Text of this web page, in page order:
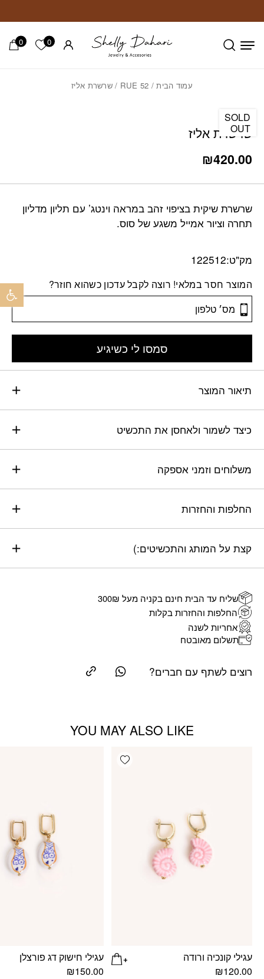
0 הרשימה
0
עמוד הבית/
RUE 52 / שרשרת אליז
שרשרת אליז
₪420.00
שרשרת שיקית בציפוי זהב במראה וינטג’ עם תליון מדליון
תחרה וציור אמייל משגע של סוס.
מק"ט:122512
המוצר חסר במלאי! רוצה לקבל עדכון כשהוא חוזר?
סמסו לי כשיגיע
תיאור המוצר
כיצד לשמור ולאחסן את התכשיט
משלוחים וזמני אספקה
החלפות והחזרות
קצת על המותג והתכשיטים:)
שליח עד הבית חינם בקניה מעל 300₪
החלפות והחזרות בקלות
אחריות לשנה
תשלום מאובטח
רוצים לשתף עם חברים?
SOLD
OUT
YOU MAY ALSO LIKE
Add wishlist
עגילי קונכיה ורודה
₪120.00
עגילי חישוק דג פורצלן
₪150.00